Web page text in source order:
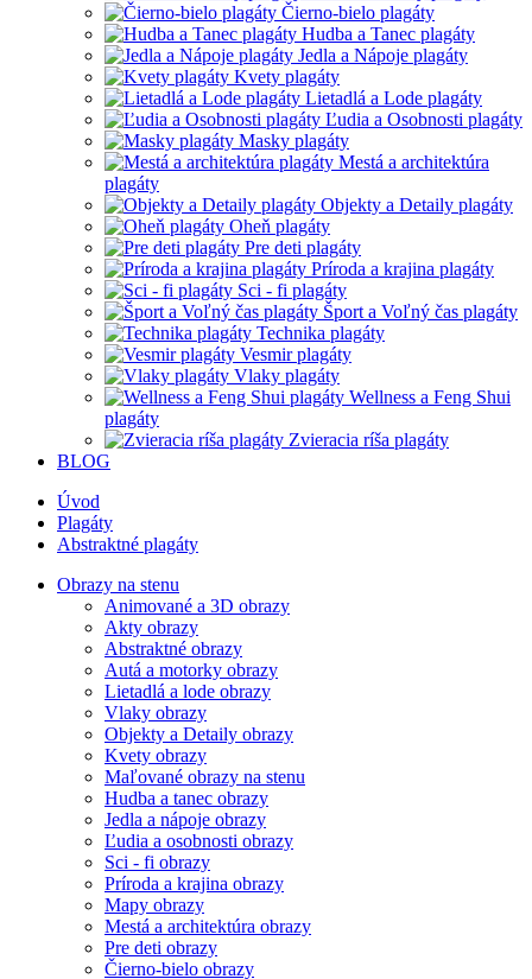
Čierno-bielo plagáty
Hudba a Tanec plagáty
Jedla a Nápoje plagáty
Kvety plagáty
Lietadlá a Lode plagáty
Ľudia a Osobnosti plagáty
Masky plagáty
Mestá a architektúra
plagáty
Objekty a Detaily plagáty
Oheň plagáty
Pre deti plagáty
Príroda a krajina plagáty
Sci - fi plagáty
Šport a Voľný čas plagáty
Technika plagáty
Vesmir plagáty
Vlaky plagáty
Wellness a Feng Shui
plagáty
Zvieracia ríša plagáty
BLOG
Úvod
Plagáty
Abstraktné plagáty
Obrazy na stenu
Animované a 3D obrazy
Akty obrazy
Abstraktné obrazy
Autá a motorky obrazy
Lietadlá a lode obrazy
Vlaky obrazy
Objekty a Detaily obrazy
Kvety obrazy
Maľované obrazy na stenu
Hudba a tanec obrazy
Jedla a nápoje obrazy
Ľudia a osobnosti obrazy
Sci - fi obrazy
Príroda a krajina obrazy
Mapy obrazy
Mestá a architektúra obrazy
Pre deti obrazy
Čierno-bielo obrazy